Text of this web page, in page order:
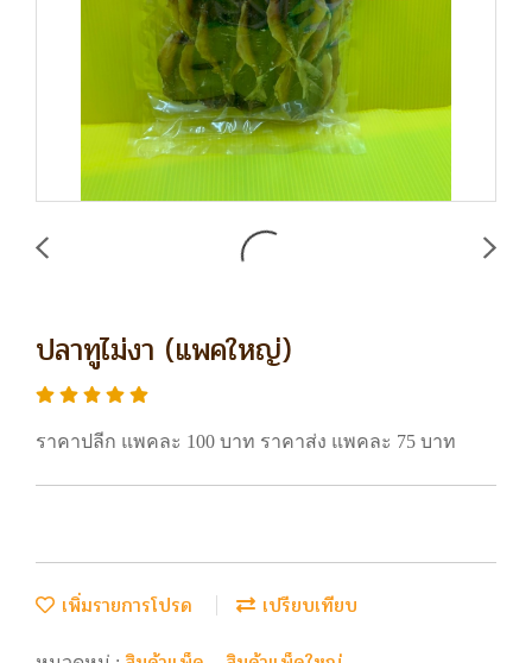
ปลาทูไม่งา (แพคใหญ่)
ราคาปลีก แพคละ 100 บาท ราคาส่ง แพคละ 75 บาท
เพิ่มรายการโปรด เปรียบเทียบ